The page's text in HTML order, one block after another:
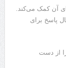
آن کمک می‌کند.
پاسخ برای
از دست